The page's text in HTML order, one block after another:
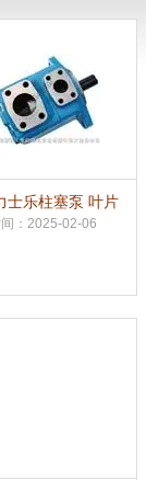
士乐柱塞泵 叶片
泵：2025-02-06